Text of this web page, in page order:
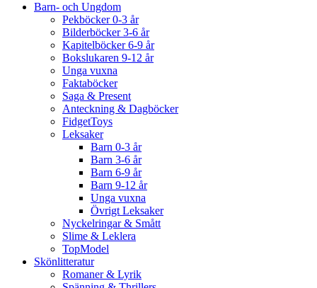
Barn- och Ungdom
Pekböcker 0-3 år
Bilderböcker 3-6 år
Kapitelböcker 6-9 år
Bokslukaren 9-12 år
Unga vuxna
Faktaböcker
Saga & Present
Anteckning & Dagböcker
FidgetToys
Leksaker
Barn 0-3 år
Barn 3-6 år
Barn 6-9 år
Barn 9-12 år
Unga vuxna
Övrigt Leksaker
Nyckelringar & Smått
Slime & Leklera
TopModel
Skönlitteratur
Romaner & Lyrik